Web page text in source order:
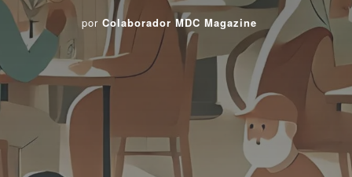
por Colaborador MDC Magazine